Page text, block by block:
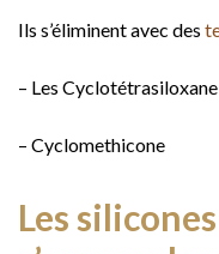
Ils s’éliminent avec des
– Les
– Cyclomethicone
Les